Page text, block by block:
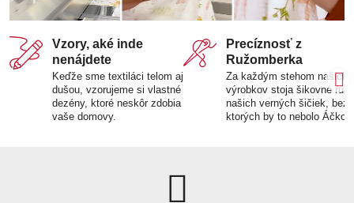
Vzory, aké inde
nenájdete
Keďže sme textiláci telom aj
dušou, vzorujeme si vlastné
dezény, ktoré neskôr zdobia
vaše domovy.
Precíznosť z
Ružomberka
Za každým stehom našich
výrobkov stoja šikovné ruky
našich verných šičiek, bez
ktorých by to nebolo Áčko.